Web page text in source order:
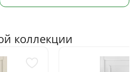
коллекции